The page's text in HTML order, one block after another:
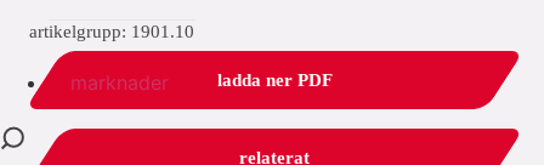
marknader
artikelgrupp: 1901.10
ladda ner PDF
relaterat